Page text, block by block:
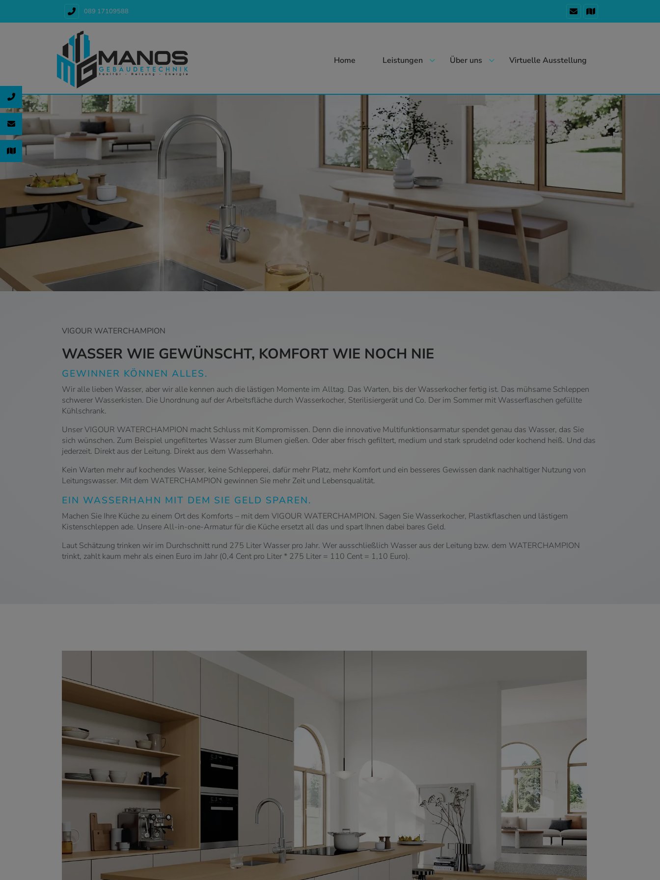
089 17109588
Home Leistungen Über uns Virtuelle Ausstellung
VIGOUR WATERCHAMPION
WASSER WIE GEWÜNSCHT, KOMFORT WIE NOCH NIE
GEWINNER KÖNNEN ALLES.
Wir alle lieben Wasser, aber wir alle kennen auch die lästigen Momente im Alltag. Das Warten, bis der Wasserkocher fertig ist. Das mühsame Schleppen
schwerer Wasserkisten. Die Unordnung auf der Arbeitsfläche durch Wasserkocher, Sterilisiergerät und Co. Der im Sommer mit Wasserflaschen gefüllte
Kühlschrank.
Unser VIGOUR WATERCHAMPION macht Schluss mit Kompromissen. Denn die innovative Multifunktionsarmatur spendet genau das Wasser, das Sie
sich wünschen. Zum Beispiel ungefiltertes Wasser zum Blumen gießen. Oder aber frisch gefiltert, medium und stark sprudelnd oder kochend heiß. Und das
jederzeit. Direkt aus der Leitung. Direkt aus dem Wasserhahn.
Kein Warten mehr auf kochendes Wasser, keine Schlepperei, dafür mehr Platz, mehr Komfort und ein besseres Gewissen dank nachhaltiger Nutzung von
Leitungswasser. Mit dem WATERCHAMPION gewinnen Sie mehr Zeit und Lebensqualität.
EIN WASSERHAHN MIT DEM SIE GELD SPAREN.
Machen Sie Ihre Küche zu einem Ort des Komforts – mit dem VIGOUR WATERCHAMPION. Sagen Sie Wasserkocher, Plastikflaschen und lästigem
Kistenschleppen ade. Unsere All-in-one-Armatur für die Küche ersetzt all das und spart Ihnen dabei bares Geld.
Laut Schätzung trinken wir im Durchschnitt rund 275 Liter Wasser pro Jahr. Wer ausschließlich Wasser aus der Leitung bzw. dem WATERCHAMPION
trinkt, zahlt kaum mehr als einen Euro im Jahr (0,4 Cent pro Liter * 275 Liter = 110 Cent = 1,10 Euro).